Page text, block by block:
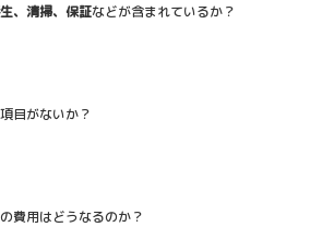
、清掃、保証などが含まれているか？
目がないか？
費用はどうなるのか？